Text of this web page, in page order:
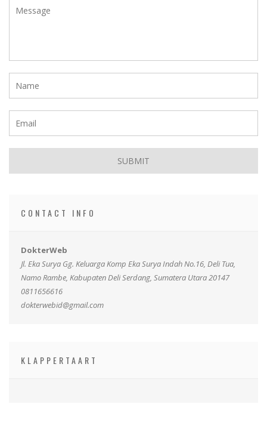
CONTACT INFO
DokterWeb
Jl. Eka Surya Gg. Keluarga Komp Eka Surya Indah No.16, Deli Tua,
Namo Rambe, Kabupaten Deli Serdang, Sumatera Utara 20147
0811656616
dokterwebid@gmail.com
KLAPPERTAART